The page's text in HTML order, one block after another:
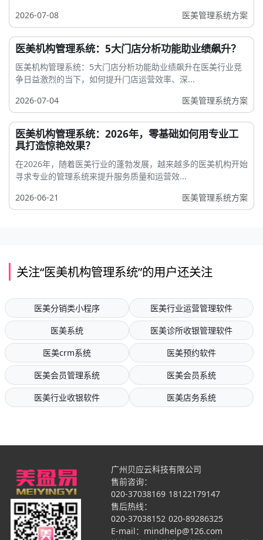
2026-07-08
医美管理系统方案
医美机构管理系统：5大门店分析功能助业绩飙升？
医美机构管理系统：5大门店分析功能助业绩飙升在医美行业竞
争日益激烈的当下，如何提升门店运营效率、深...
2026-07-04
医美管理系统方案
医美机构管理系统：2026年，零基础如何用专业工
具打造惊艳效果？
在2026年，随着医美行业的蓬勃发展，越来越多的医美机构开始
寻求专业的管理系统来提升服务质量和运营效...
2026-06-21
医美管理系统方案
关注“医美机构管理系统”的用户还关注
医美分销类小程序
医美行业运营管理软件
医美系统
医美诊所收银管理软件
医美crm系统
医美预约软件
医美会员管理系统
医美会员系统
医美行业收银软件
医美店务系统
广州贝应云科技有限公司
售前咨询：
020-37038169 18122179147
售后热线：
020-37038152 020-89286325
E-mail：mindhelp@126.com